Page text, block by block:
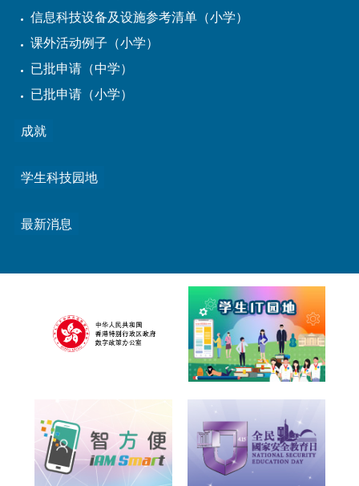
信息科技设备及设施参考清单（小学）
课外活动例子（小学）
已批申请（中学）
已批申请（小学）
成就
学生科技园地
最新消息